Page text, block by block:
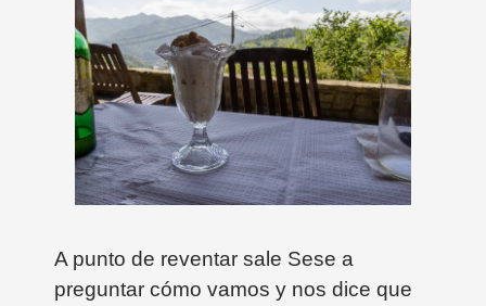
A punto de reventar sale Sese a
preguntar cómo vamos y nos dice que